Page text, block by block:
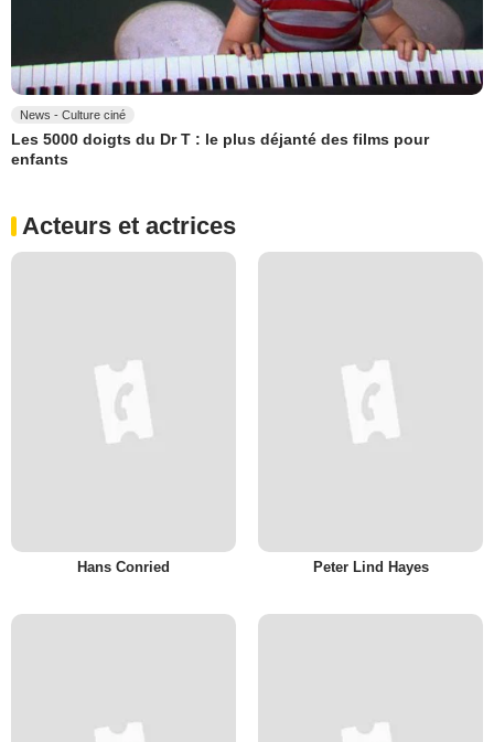
News - Culture ciné
Les 5000 doigts du Dr T : le plus déjanté des films pour
enfants
Acteurs et actrices
Hans Conried Peter Lind Hayes